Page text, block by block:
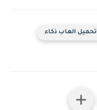
تحميل العاب ذكاء